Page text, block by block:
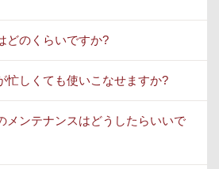
どのくらいですか?
忙しくても使いこなせますか?
メンテナンスはどうしたらいいで